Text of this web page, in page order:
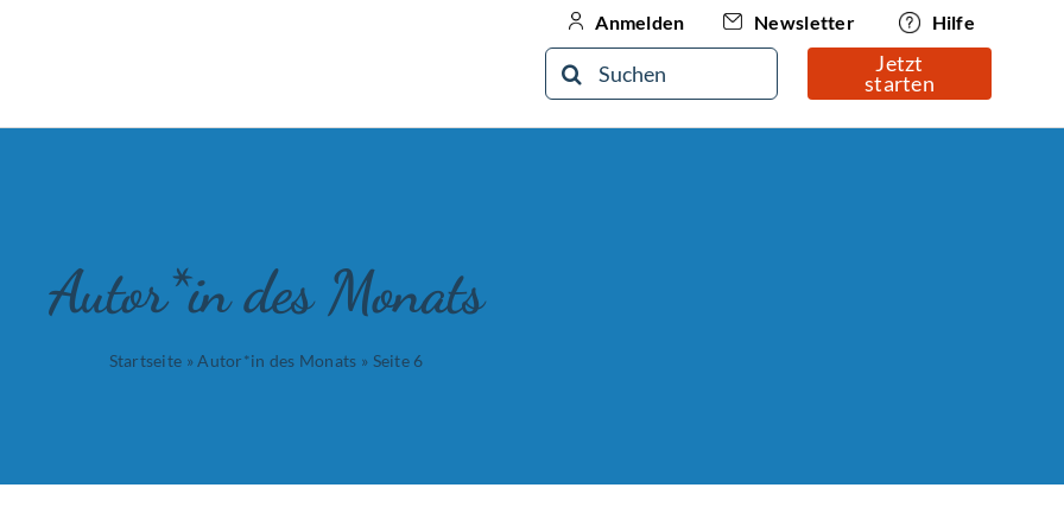
Anmelden Newsletter Hilfe
Suche
nach:
Jetzt
starten
Autor*in des Monats
Startseite »Autor*in des Monats » Seite 6